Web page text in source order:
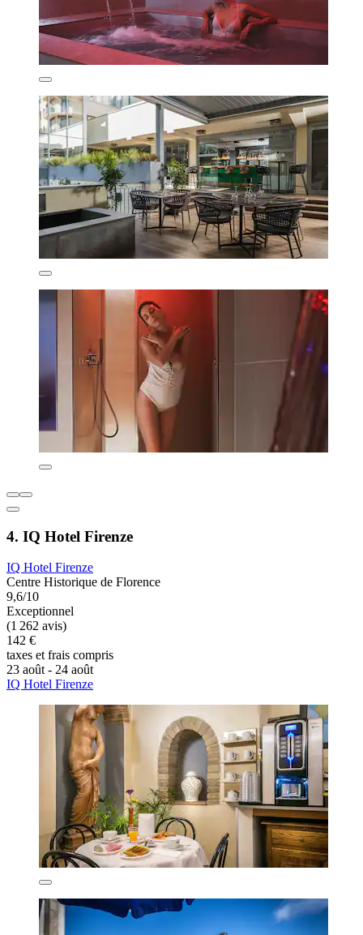
4. IQ Hotel Firenze
IQ Hotel Firenze
Centre Historique de Florence
9,6/10
Exceptionnel
(1 262 avis)
142 €
taxes et frais compris
23 août - 24 août
IQ Hotel Firenze